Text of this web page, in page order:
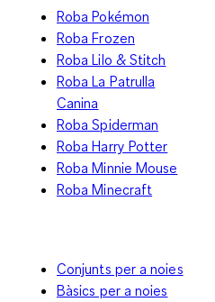
Roba Pokémon
Roba Frozen
Roba Lilo & Stitch
Roba La Patrulla
Canina
Roba Spiderman
Roba Harry Potter
Roba Minnie Mouse
Roba Minecraft
Conjunts per a noies
Bàsics per a noies